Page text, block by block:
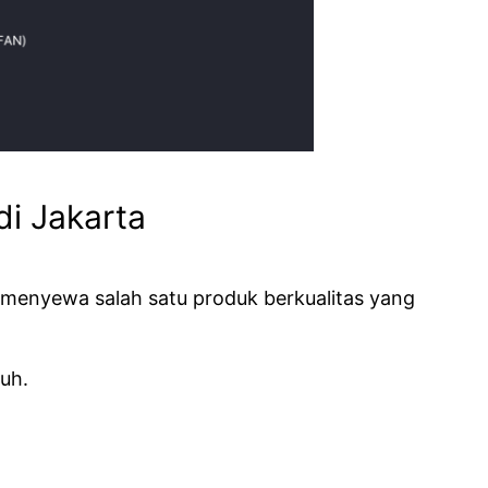
Jakarta
salah satu produk berkualitas yang